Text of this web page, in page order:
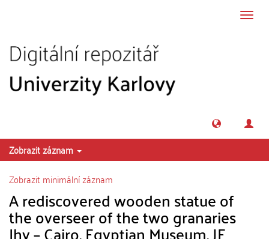
Zobrazit záznam
Zobrazit minimální záznam
A rediscovered wooden statue of
the overseer of the two granaries